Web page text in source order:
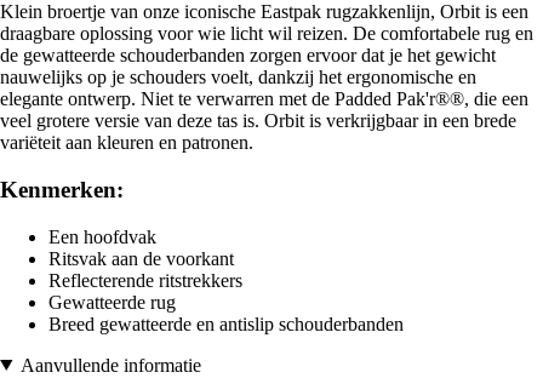
Klein broertje van onze iconische Eastpak rugzakkenlijn, Orbit is een
draagbare oplossing voor wie licht wil reizen. De comfortabele rug en
de gewatteerde schouderbanden zorgen ervoor dat je het gewicht
nauwelijks op je schouders voelt, dankzij het ergonomische en
elegante ontwerp. Niet te verwarren met de Padded Pak'r®®, die een
veel grotere versie van deze tas is. Orbit is verkrijgbaar in een brede
variëteit aan kleuren en patronen.
Kenmerken:
Een hoofdvak
Ritsvak aan de voorkant
Reflecterende ritstrekkers
Gewatteerde rug
Breed gewatteerde en antislip schouderbanden
Aanvullende informatie